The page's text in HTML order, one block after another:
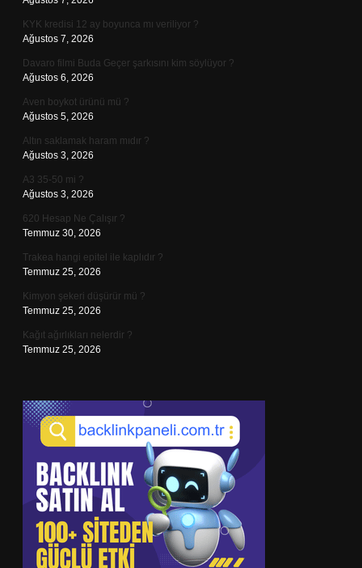
KYK kredisi 12 ay boyunca mı veriliyor ?
Ağustos 7, 2026
Davaro filmi Buda Geçer şarkısını kim söylüyor ?
Ağustos 6, 2026
Aven boykot ürünü mü ?
Ağustos 5, 2026
Altın saklamak haram mıdır ?
Ağustos 3, 2026
A3 35-50 mi ?
Ağustos 3, 2026
620 Hesap Ne Çalışır ?
Temmuz 30, 2026
Trakea hangi epitel ile kaplıdır ?
Temmuz 25, 2026
Kimyon şekeri düşürür mü ?
Temmuz 25, 2026
Kağıt ağırlıkları nelerdir ?
Temmuz 25, 2026